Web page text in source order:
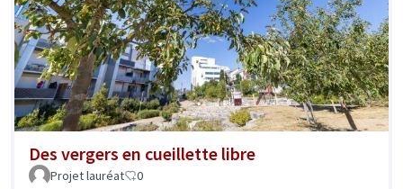
Des vergers en cueillette libre
Projet lauréat 0